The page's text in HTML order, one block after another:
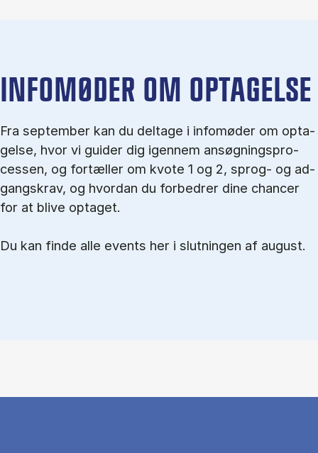
IN­FO­MØ­DER OM OP­TA­GEL­SE
Fra september kan du del­tage i in­fo­mø­der om op­ta­
gel­se, hvor vi gu­i­der dig igen­nem an­søg­nings­pro­
ces­sen, og for­tæl­ler om kvo­te 1 og 2, sprog- og ad­
gangs­krav, og hvordan du forbedrer dine chancer
for at blive optaget.
Du kan finde alle events her i slutningen af august.